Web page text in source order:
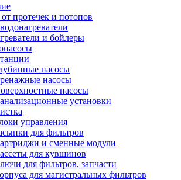
протечек и потопов
и бойлеры
насосы
насосы
насосы
установки
управления
для фильтров
и сменные модули
для кувшинов
для фильтров, запчасти
для магистральных фильтров